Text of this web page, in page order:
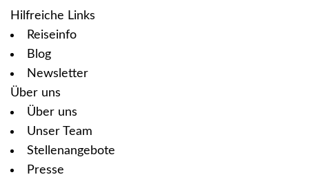
Hilfreiche Links
Reiseinfo
Blog
Newsletter
Über uns
Über uns
Unser Team
Stellenangebote
Presse